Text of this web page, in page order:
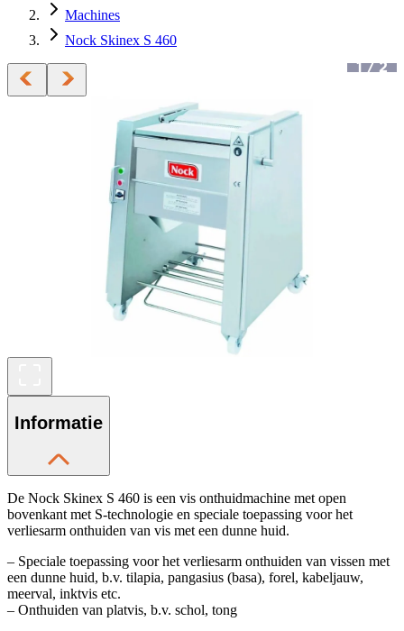
Machines
Nock Skinex S 460
1/2
Informatie
De Nock Skinex S 460 is een vis onthuidmachine met open
bovenkant met S-technologie en speciale toepassing voor het
verliesarm onthuiden van vis met een dunne huid.
– Speciale toepassing voor het verliesarm onthuiden van vissen met
een dunne huid, b.v. tilapia, pangasius (basa), forel, kabeljauw,
meerval, inktvis etc.
– Onthuiden van platvis, b.v. schol, tong